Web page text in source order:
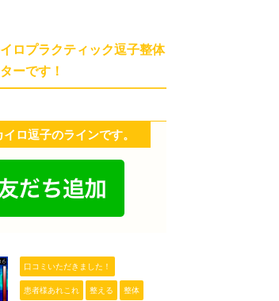
イロプラクティック逗子整体
ーです！
イロ逗子のラインです。
口コミいただきました！
患者様あれこれ 整える 整体